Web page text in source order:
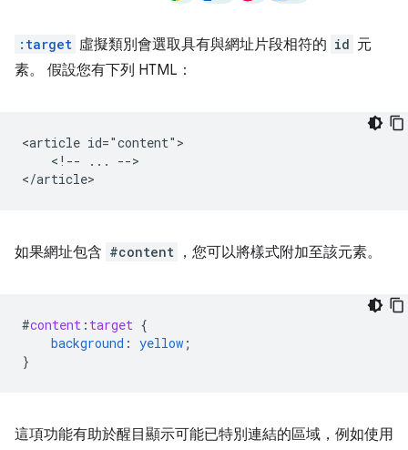
:target 虛擬類別會選取具有與網址片段相符的 id 元
素。 假設您有下列 HTML：
<article id="content">
    <!-- ... -->
如果網址包含 #content ，您可以將樣式附加至該元素。
#content : target {
background : yellow ;
}
這項功能有助於醒目顯示可能已特別連結的區域，例如使用